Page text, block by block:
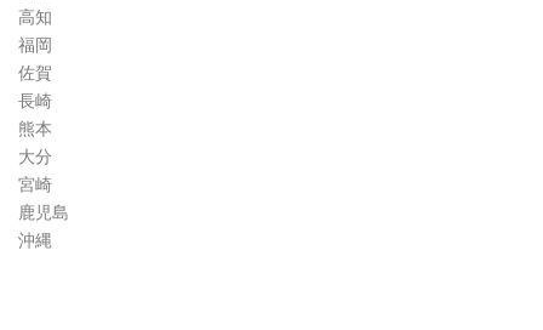
高知
福岡
佐賀
長崎
熊本
大分
宮崎
鹿児島
沖縄